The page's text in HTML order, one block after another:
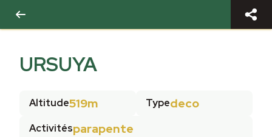
URSUYA
Altitude519m Typedeco
Activitésparapente